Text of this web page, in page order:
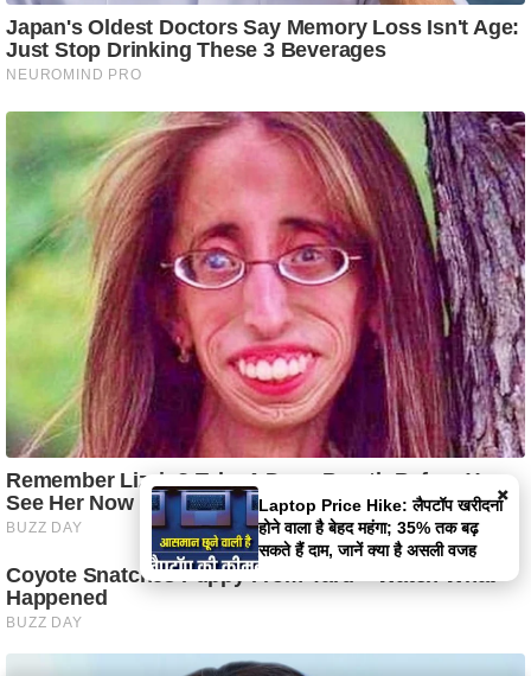
×
Laptop Price Hike: लैपटॉप खरीदना
होने वाला है बेहद महंगा; 35% तक बढ़
सकते हैं दाम, जानें क्या है असली वजह